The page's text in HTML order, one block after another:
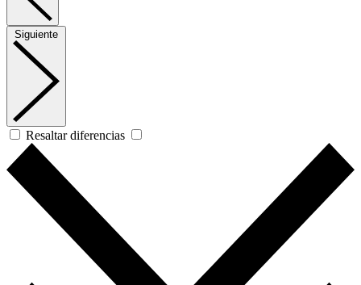
Siguiente
Resaltar diferencias